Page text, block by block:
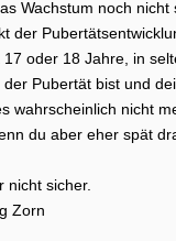
Wachstum noch
der
oder 18 Jahre, in
Pubertät bist und
wahrscheinlich nicht
du aber eher spät
nicht sicher.
Zorn